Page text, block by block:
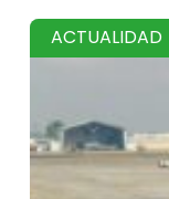
ACTUALIDAD